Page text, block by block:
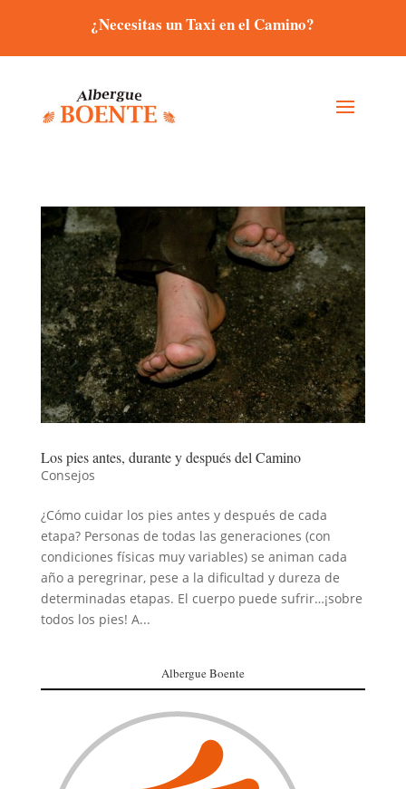
¿Necesitas un Taxi en el Camino?
Los pies antes, durante y después del Camino
Consejos
¿Cómo cuidar los pies antes y después de cada
etapa? Personas de todas las generaciones (con
condiciones físicas muy variables) se animan cada
año a peregrinar, pese a la dificultad y dureza de
determinadas etapas. El cuerpo puede sufrir…¡sobre
todos los pies! A...
Albergue Boente